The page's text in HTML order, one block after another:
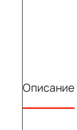
Описание